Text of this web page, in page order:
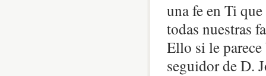
una fe en Ti
todas nuestras
Ello si le
seguidor de D.